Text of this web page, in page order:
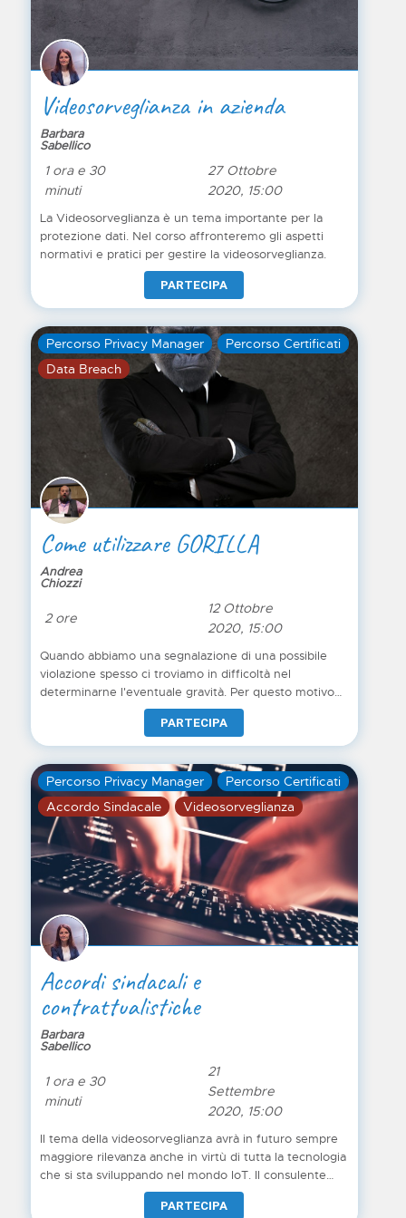
come nominarlo, quando nominarlo.
Videosorveglianza in azienda
Barbara
Sabellico
1 ora e 30
minuti
27 Ottobre
2020, 15:00
La Videosorveglianza è un tema importante per la
protezione dati. Nel corso affronteremo gli aspetti
normativi e pratici per gestire la videosorveglianza.
PARTECIPA
Percorso Privacy Manager
Percorso Certificati
Data Breach
Come utilizzare GORILLA
Andrea
Chiozzi
2 ore
12 Ottobre
2020, 15:00
Quando abbiamo una segnalazione di una possibile
violazione spesso ci troviamo in difficoltà nel
determinarne l'eventuale gravità. Per questo motivo
abbiamo sviluppato il tool GORILLA Databreach: ma
come deve essere utilizzato?
PARTECIPA
Percorso Privacy Manager
Percorso Certificati
Accordo Sindacale
Videosorveglianza
Accordi sindacali e
contrattualistiche
Barbara
Sabellico
1 ora e 30
minuti
21
Settembre
2020, 15:00
Il tema della videosorveglianza avrà in futuro sempre
maggiore rilevanza anche in virtù di tutta la tecnologia
che si sta sviluppando nel mondo IoT. Il consulente
che eroga servizi GDPR deve essere in grado di
assistere il proprio cliente sia in ambito informatico
PARTECIPA